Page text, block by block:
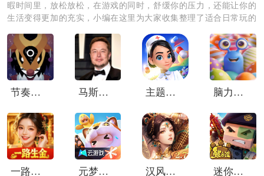
可以使用不同的武器和防御装备来提升英雄的能力和属
性，在商城中可以进行武器解锁和装备解锁，还能够收
集敌人掉落的装备和武器。
暇时间里，放松放松，在游戏的同时，舒缓你的压力，还能让你的
生活变得更加的充实，小编在这里为大家收集整理了适合日常玩的
节奏盒子Santa模组 马斯克模拟器免费版 主题医院2 脑力遨游
一路生金 元梦之星云游戏 汉风幻想三国OL九游版 迷你枪战精英小米版